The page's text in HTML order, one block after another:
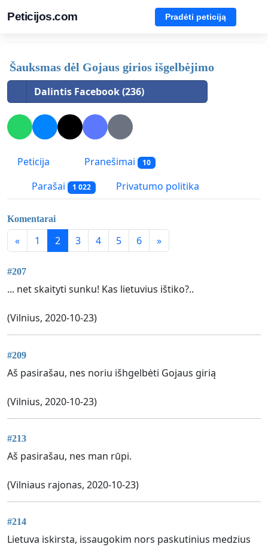
Peticijos.com Pradėti peticiją
Šauksmas dėl Gojaus girios išgelbėjimo
Dalintis Facebook (236)
Peticija Pranešimai 10
Parašai 1 022 Privatumo politika
Komentarai
« 1 2 3 4 5 6 »
#207
... net skaityti sunku! Kas lietuvius ištiko?..
(Vilnius, 2020-10-23)
#209
Aš pasirašau, nes noriu išhgelbėti Gojaus girią
(Vilnius, 2020-10-23)
#213
Aš pasirašau, nes man rūpi.
(Vilniaus rajonas, 2020-10-23)
#214
Lietuva iskirsta, issaugokim nors paskutinius medzius